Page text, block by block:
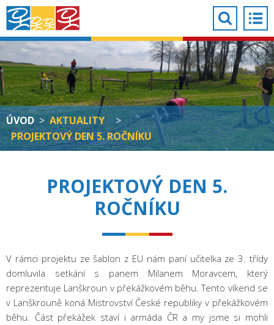
ÚVOD > AKTUALITY
>
PROJEKTOVÝ DEN 5. ROČNÍKU
PROJEKTOVÝ DEN 5.
ROČNÍKU
V rámci projektu ze šablon z EU nám paní učitelka ze 3. třídy
domluvila setkání s panem Milanem Moravcem, který
reprezentuje Lanškroun v překážkovém běhu. Tento víkend se
v Lanškrouně koná Mistrovství České republiky v překážkovém
běhu. Část překážek staví i armáda ČR a my jsme si mohli